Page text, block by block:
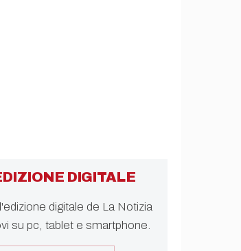
DIGITALE
digitale de La Notizia
su pc, tablet e smartphone.